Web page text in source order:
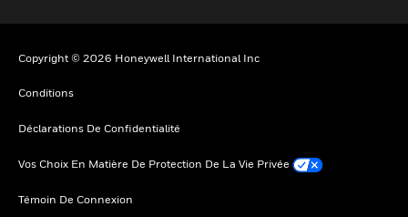
Copyright © 2026 Honeywell International Inc
Conditions
Déclarations De Confidentialité
Vos Choix En Matière De Protection De La Vie Privée
Témoin De Connexion